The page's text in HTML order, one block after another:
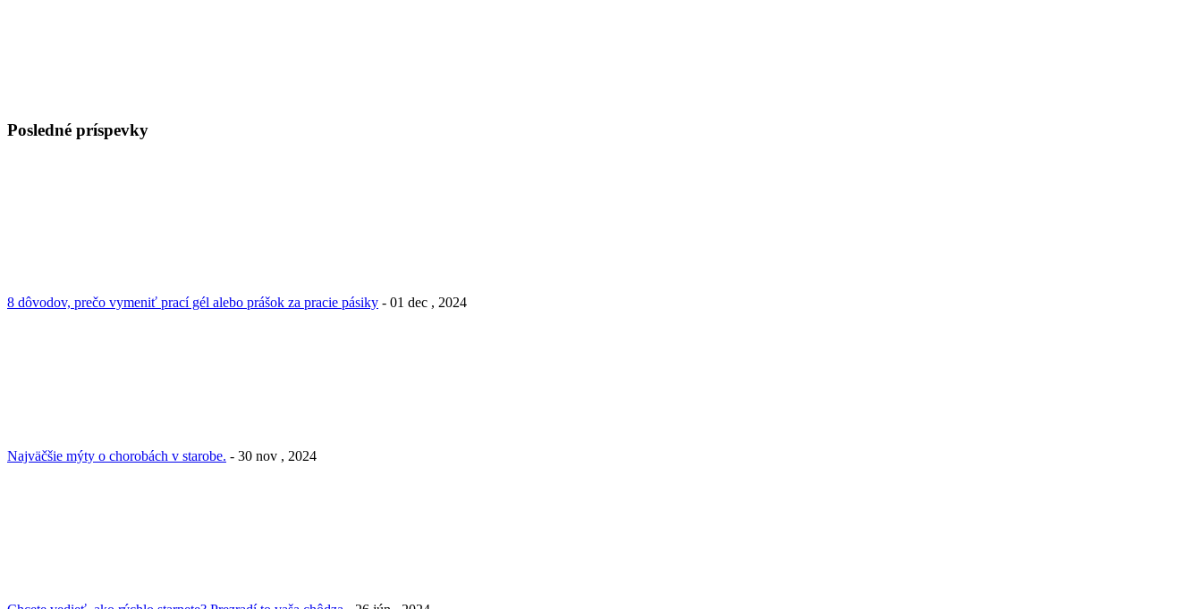
Posledné príspevky
8 dôvodov, prečo vymeniť prací gél alebo prášok za pracie pásiky - 01 dec , 2024
Najväčšie mýty o chorobách v starobe. - 30 nov , 2024